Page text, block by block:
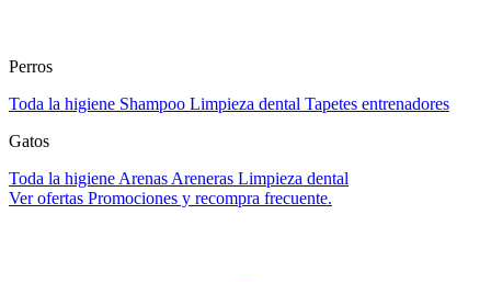
Perros
Toda la higiene Shampoo Limpieza dental Tapetes entrenadores
Gatos
Toda la higiene Arenas Areneras Limpieza dental
Ver ofertas Promociones y recompra frecuente.